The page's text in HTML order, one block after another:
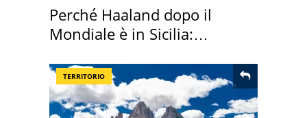
Perché Haaland dopo il
Mondiale è in Sicilia:
TERRITORIO